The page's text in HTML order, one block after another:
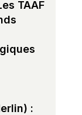
TAAF
: